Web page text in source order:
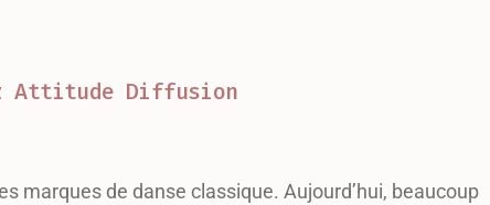
Attitude Diffusion
marques de danse classique. Aujourd’hui, beaucoup